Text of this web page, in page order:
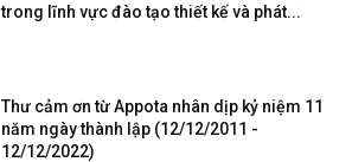
trong lĩnh vực đào tạo thiết kế và phát...
Thư cảm ơn từ Appota nhân dịp kỷ niệm 11
năm ngày thành lập (12/12/2011 -
12/12/2022)